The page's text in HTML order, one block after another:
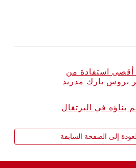
أقصى استفادة من
بروس بارك مدريد
في البرتغال
إلى الصفحة السابقة